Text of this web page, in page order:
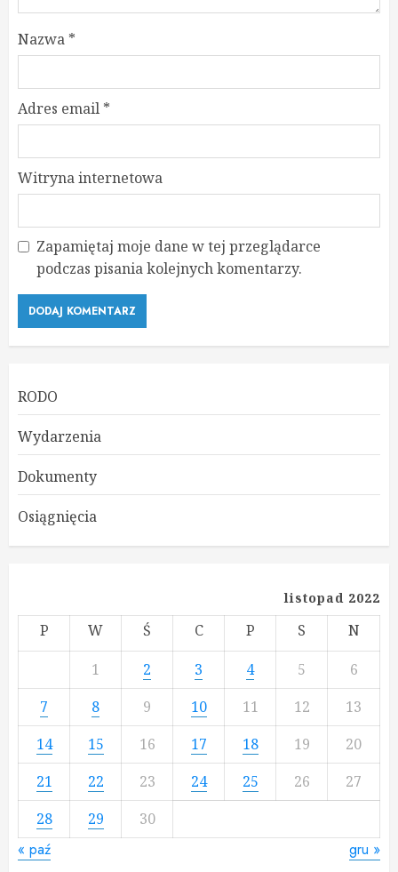
Nazwa *
Adres email *
Witryna internetowa
Zapamiętaj moje dane w tej przeglądarce
podczas pisania kolejnych komentarzy.
RODO
Wydarzenia
Dokumenty
Osiągnięcia
listopad 2022
P W Ś C P S
N
1
2 3 4 5
6
7
8 9 10 11 12
13
14
15 16 17 18 19
20
21
22 23 24 25 26
27
28
29 30
« paź gru »